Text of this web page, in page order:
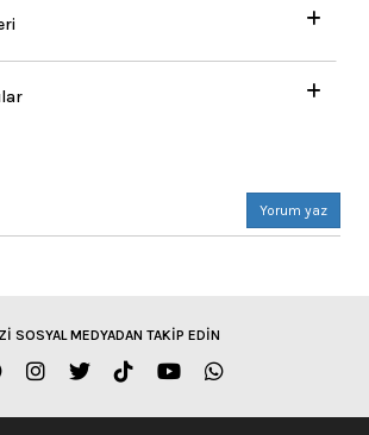
Yorum yaz
SOSYAL MEDYADAN TAKİP EDİN